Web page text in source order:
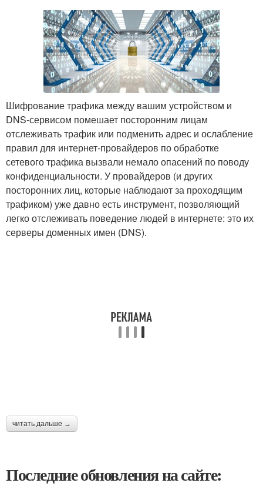
Шифрование трафика между вашим устройством и
DNS-сервисом помешает посторонним лицам
отслеживать трафик или подменить адрес и ослабление
правил для интернет-провайдеров по обработке
сетевого трафика вызвали немало опасений по поводу
конфиденциальности. У провайдеров (и других
посторонних лиц, которые наблюдают за проходящим
трафиком) уже давно есть инструмент, позволяющий
легко отслеживать поведение людей в интернете: это их
серверы доменных имен (DNS).
читать дальше →
Последние обновления на сайте: